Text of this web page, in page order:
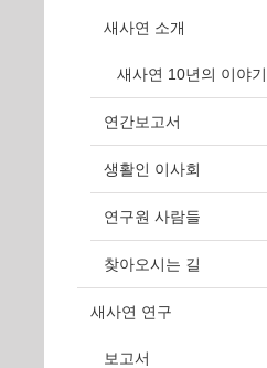
새사연 소개
새사연 10년의 이야기
연간보고서
생활인 이사회
연구원 사람들
찾아오시는 길
새사연 연구
보고서